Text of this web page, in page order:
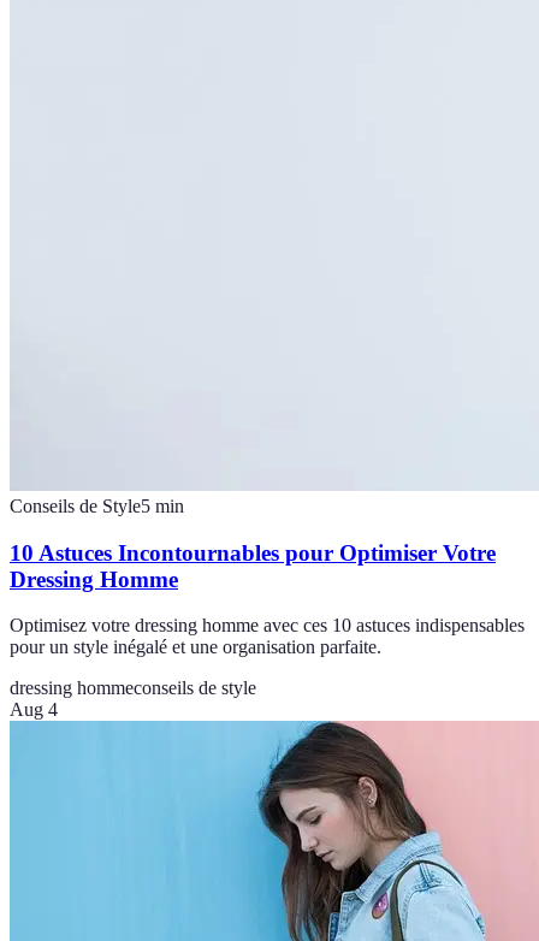
Conseils de Style5 min
10 Astuces Incontournables pour Optimiser Votre
Dressing Homme
Optimisez votre dressing homme avec ces 10 astuces indispensables
pour un style inégalé et une organisation parfaite.
dressing hommeconseils de style
Aug 4